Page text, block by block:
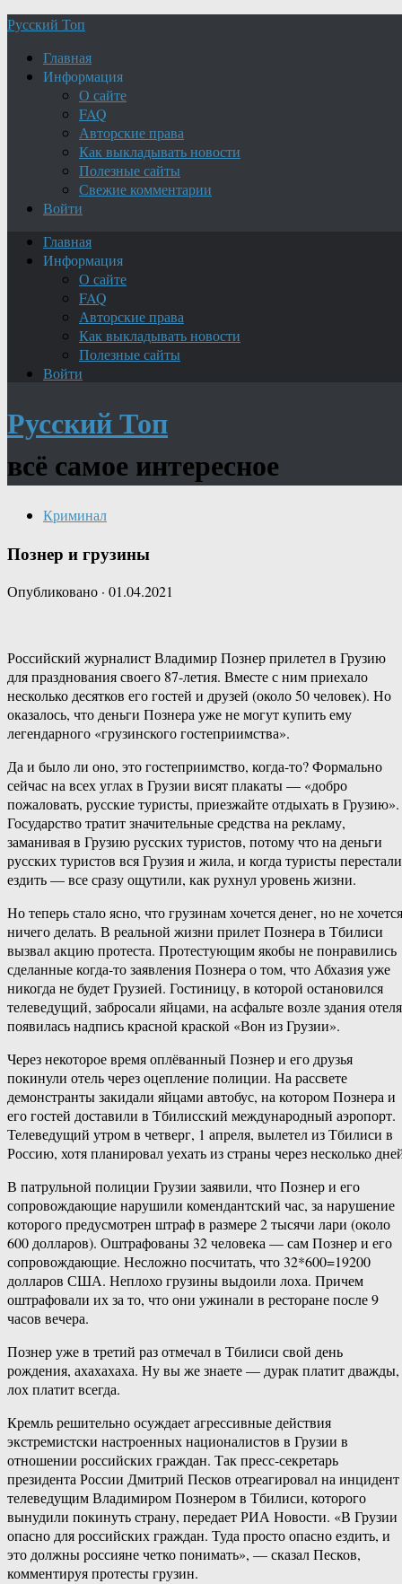
Русский Топ
Главная
Информация
О сайте
FAQ
Авторские права
Как выкладывать новости
Полезные сайты
Свежие комментарии
Войти
Главная
Информация
О сайте
FAQ
Авторские права
Как выкладывать новости
Полезные сайты
Войти
Русский Топ
всё самое интересное
Криминал
Познер и грузины
Опубликовано · 01.04.2021
Российский журналист Владимир Познер прилетел в Грузию
для празднования своего 87-летия. Вместе с ним приехало
несколько десятков его гостей и друзей (около 50 человек). Но
оказалось, что деньги Познера уже не могут купить ему
легендарного «грузинского гостеприимства».
Да и было ли оно, это гостеприимство, когда-то? Формально
сейчас на всех углах в Грузии висят плакаты — «добро
пожаловать, русские туристы, приезжайте отдыхать в Грузию».
Государство тратит значительные средства на рекламу,
заманивая в Грузию русских туристов, потому что на деньги
русских туристов вся Грузия и жила, и когда туристы перестали
ездить — все сразу ощутили, как рухнул уровень жизни.
Но теперь стало ясно, что грузинам хочется денег, но не хочется
ничего делать. В реальной жизни прилет Познера в Тбилиси
вызвал акцию протеста. Протестующим якобы не понравились
сделанные когда-то заявления Познера о том, что Абхазия уже
никогда не будет Грузией. Гостиницу, в которой остановился
телеведущий, забросали яйцами, на асфальте возле здания отеля
появилась надпись красной краской «Вон из Грузии».
Через некоторое время оплёванный Познер и его друзья
покинули отель через оцепление полиции. На рассвете
демонстранты закидали яйцами автобус, на котором Познера и
его гостей доставили в Тбилисский международный аэропорт.
Телеведущий утром в четверг, 1 апреля, вылетел из Тбилиси в
Россию, хотя планировал уехать из страны через несколько
В патрульной полиции Грузии заявили, что Познер и его
сопровождающие нарушили комендантский час, за нарушение
которого предусмотрен штраф в размере 2 тысячи лари (около
600 долларов). Оштрафованы 32 человека — сам Познер и его
сопровождающие. Несложно посчитать, что 32*600=19200
долларов США. Неплохо грузины выдоили лоха. Причем
оштрафовали их за то, что они ужинали в ресторане после 9
часов вечера.
Познер уже в третий раз отмечал в Тбилиси свой день
рождения, ахахахаха. Ну вы же знаете — дурак платит дважды,
лох платит всегда.
Кремль решительно осуждает агрессивные действия
экстремистски настроенных националистов в Грузии в
отношении российских граждан. Так пресс-секретарь
президента России Дмитрий Песков отреагировал на инцидент
телеведущим Владимиром Познером в Тбилиси, которого
вынудили покинуть страну, передает РИА Новости. «В Грузии
опасно для российских граждан. Туда просто опасно ездить, и
это должны россияне четко понимать», — сказал Песков,
комментируя протесты грузин.